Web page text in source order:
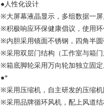
●人性化设计
※大屏幕液晶显示，多组数据一
※积极响应环保健康倡议，使用
※内胆采用镜面不锈钢，四角半
※采用双层门结构（工作室与箱
※箱底脚轮采用万向轮加独立固
●*
※采用压缩机，自主研发的压缩
※采用品牌循环风机，配上风道